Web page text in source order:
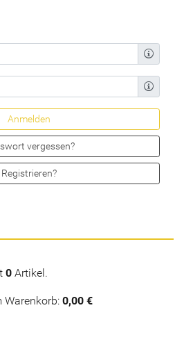
vergessen?
Registrieren?
0 Artikel.
Warenkorb: 0,00 €